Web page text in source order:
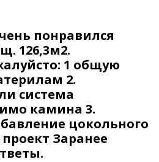
понравился
126,3м2.
1 общую
2.
система
камина 3.
цокольного
Заранее